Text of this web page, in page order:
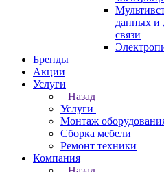
данных и
связи
Бренды
Акции
Услуги
Назад
Услуги
Монтаж
Сборка мебели
Ремонт техники
Компания